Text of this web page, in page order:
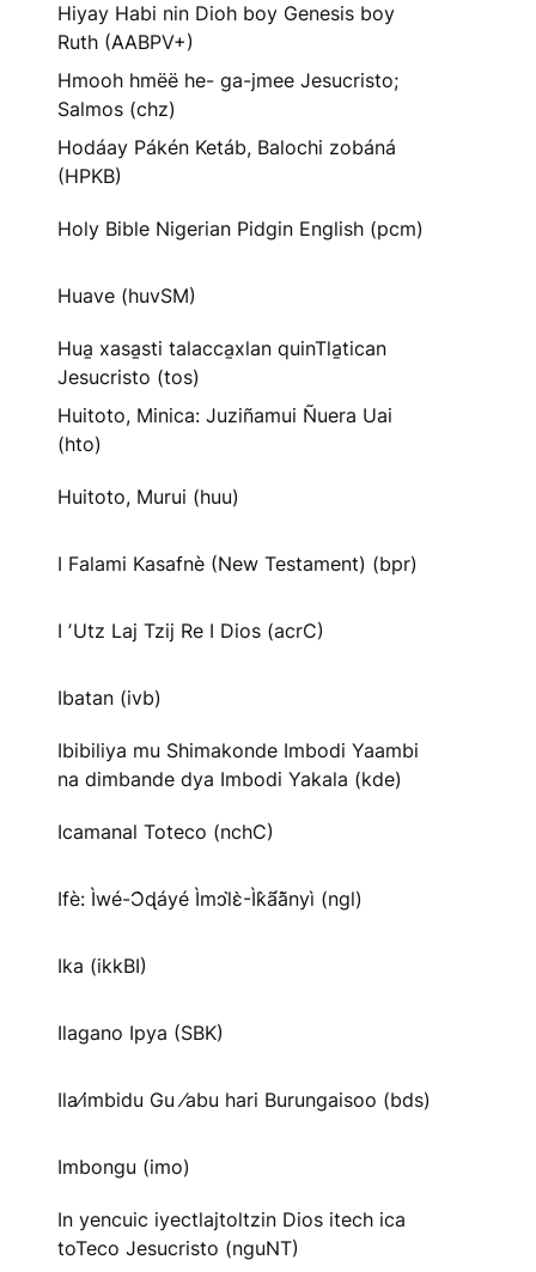
Hiyay Habi nin Dioh boy Genesis boy
Ruth (AABPV+)
Hmooh hmëë he- ga-jmee Jesucristo;
Salmos (chz)
Hodáay Pákén Ketáb, Balochi zobáná
(HPKB)
Holy Bible Nigerian Pidgin English (pcm)
Huave (huvSM)
Hua̱ xasa̱sti talacca̱xlan quinTla̱tican
Jesucristo (tos)
Huitoto, Minica: Juziñamui Ñuera Uai
(hto)
Huitoto, Murui (huu)
I Falami Kasafnè (New Testament) (bpr)
I ʼUtz Laj Tzij Re I Dios (acrC)
Ibatan (ivb)
Ibibiliya mu Shimakonde Imbodi Yaambi
na dimbande dya Imbodi Yakala (kde)
Icamanal Toteco (nchC)
Ifè: Ìwé-Ɔ̀ɖáyé Ìmↄl̀ɛ̀-Ìk̀ã́ã̀nyì (ngl)
Ika (ikkBI)
Ilagano Ipya (SBK)
Ila⁄imbidu Gu ⁄abu hari Burungaisoo (bds)
Imbongu (imo)
In yencuic iyectlajtoltzin Dios itech ica
toTeco Jesucristo (nguNT)